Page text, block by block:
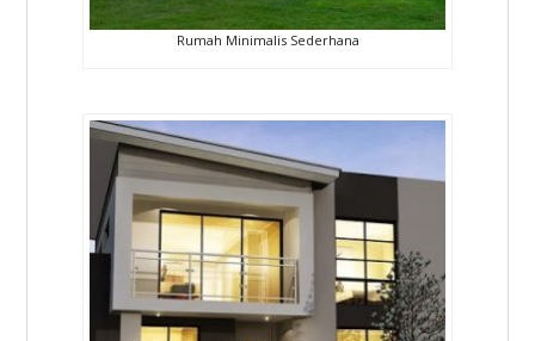
Rumah Minimalis Sederhana